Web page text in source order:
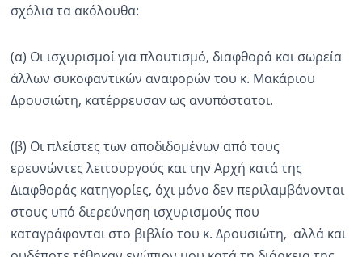
σχόλια τα ακόλουθα:
(α) Οι ισχυρισμοί για πλουτισμό, διαφθορά και σωρεία
άλλων συκοφαντικών αναφορών του κ. Μακάριου
Δρουσιώτη, κατέρρευσαν ως ανυπόστατοι.
(β) Οι πλείστες των αποδιδομένων από τους
ερευνώντες λειτουργούς και την Αρχή κατά της
Διαφθοράς κατηγορίες, όχι μόνο δεν περιλαμβάνονται
στους υπό διερεύνηση ισχυρισμούς που
καταγράφονται στο βιβλίο του κ. Δρουσιώτη, αλλά και